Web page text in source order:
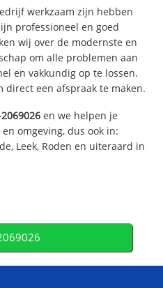
werkzaam zijn hebben
professioneel en goed
wij over de modernste en
om alle problemen aan
en vakkundig op te lossen.
direct een afspraak te maken.
en we helpen je
en omgeving, dus ook in:
Leek, Roden en uiteraard in